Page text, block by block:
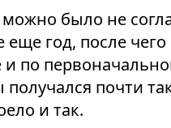
было не
еще год, после
и по
получался почти
и так.